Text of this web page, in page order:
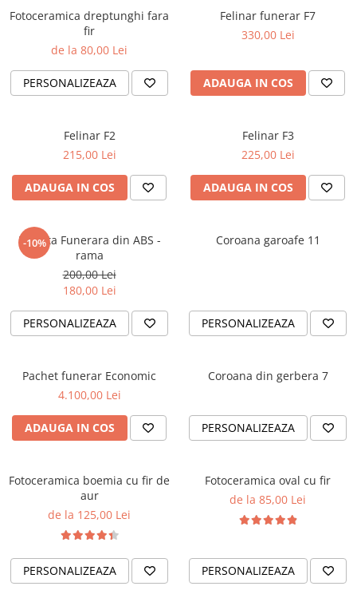
Fotoceramica dreptunghi fara
fir
de la 80,00 Lei
PERSONALIZEAZA
Felinar funerar F7
330,00 Lei
ADAUGA IN COS
Felinar F2
215,00 Lei
ADAUGA IN COS
Felinar F3
225,00 Lei
ADAUGA IN COS
-10%
Placuta Funerara din ABS -
rama
200,00 Lei
180,00 Lei
PERSONALIZEAZA
Coroana garoafe 11
PERSONALIZEAZA
Pachet funerar Economic
4.100,00 Lei
ADAUGA IN COS
Coroana din gerbera 7
PERSONALIZEAZA
Fotoceramica boemia cu fir de
aur
de la 125,00 Lei
PERSONALIZEAZA
Fotoceramica oval cu fir
de la 85,00 Lei
PERSONALIZEAZA